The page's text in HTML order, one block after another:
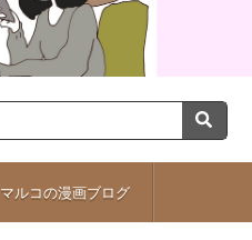
マルコの漫画ブログ